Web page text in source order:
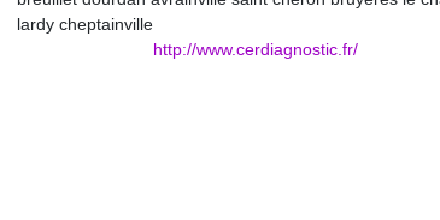
lardy cheptainville
http://www.cerdiagnostic.fr/